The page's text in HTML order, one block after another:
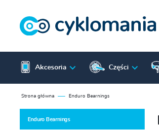
Akcesoria Części
Strona główna Enduro Bearnings
Enduro Bearnings